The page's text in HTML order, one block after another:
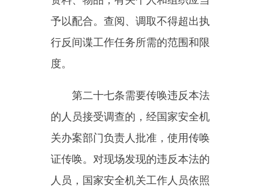
涉嫌间谍行为的人身、物品、场所
进行检查。
工作人员进行。
第二十九条国家安全机关调查
间谍行为，经设区的市级以上国家
安全机关负责人批准，可以查询涉
嫌间谍行为人员的相关财产信息。
第三十条国家安全机关调查间